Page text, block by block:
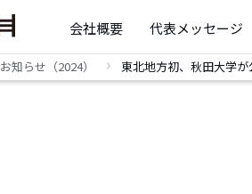
会社概要 代表メッセージ
お知らせ（2024） 東北地方初、秋田大学